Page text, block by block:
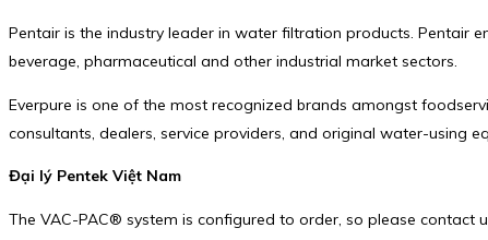
Pentair is the industry leader in water filtration products. Pentair
beverage, pharmaceutical and other industrial market sectors.
Everpure is one of the most recognized brands amongst
consultants, dealers, service providers, and original water-using
Đại lý Pentek Việt Nam
The VAC-PAC® system is configured to order, so please contact